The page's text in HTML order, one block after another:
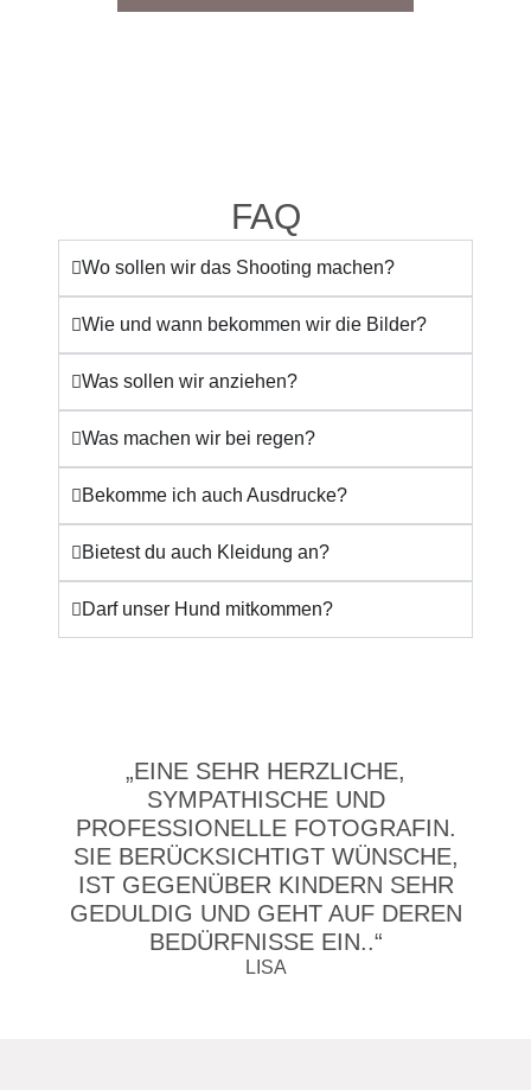
FAQ
Wo sollen wir das Shooting machen?
Wie und wann bekommen wir die Bilder?
Was sollen wir anziehen?
Was machen wir bei regen?
Bekomme ich auch Ausdrucke?
Bietest du auch Kleidung an?
Darf unser Hund mitkommen?
„EINE SEHR HERZLICHE,
SYMPATHISCHE UND
PROFESSIONELLE FOTOGRAFIN.
SIE BERÜCKSICHTIGT WÜNSCHE,
IST GEGENÜBER KINDERN SEHR
GEDULDIG UND GEHT AUF DEREN
BEDÜRFNISSE EIN..“
LISA